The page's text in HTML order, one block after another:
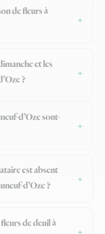
de fleurs à
et les
?
d’Oze sont-
est absent
d’Oze ?
de deuil à